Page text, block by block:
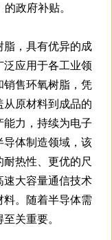
政府补贴。
脂，具有优异的成
应用于各工业领
销售环氧树脂，凭
原材料到成品的
力，持续为电子
导体制造领域，该
热性、更优的尺
速大容量通信技术
料。随着半导体需
关重要。